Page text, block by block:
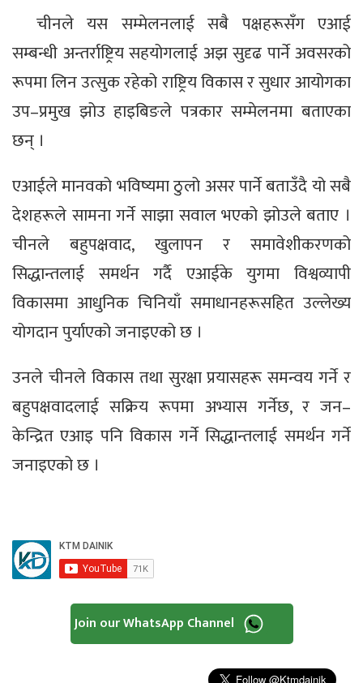
चीनले यस सम्मेलनलाई सबै पक्षहरूसँग एआई
सम्बन्धी अन्तर्राष्ट्रिय सहयोगलाई अझ सुदृढ पार्ने अवसरको
रूपमा लिन उत्सुक रहेको राष्ट्रिय विकास र सुधार आयोगका
उप–प्रमुख झोउ हाइबिङले पत्रकार सम्मेलनमा बताएका
छन् ।
एआईले मानवको भविष्यमा ठुलो असर पार्ने बताउँदै यो सबै
देशहरूले सामना गर्ने साझा सवाल भएको झोउले बताए ।
चीनले बहुपक्षवाद, खुलापन र समावेशीकरणको
सिद्धान्तलाई समर्थन गर्दै एआईके युगमा विश्वव्यापी
विकासमा आधुनिक चिनियाँ समाधानहरूसहित उल्लेख्य
योगदान पुर्याएको जनाइएको छ ।
उनले चीनले विकास तथा सुरक्षा प्रयासहरू समन्वय गर्ने र
बहुपक्षवादलाई सक्रिय रूपमा अभ्यास गर्नेछ, र जन–
केन्द्रित एआइ पनि विकास गर्ने सिद्धान्तलाई समर्थन गर्ने
जनाइएको छ ।
Join our WhatsApp Channel